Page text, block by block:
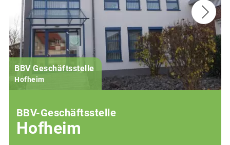
BBV Geschäftsstelle
Hofheim
BBV-Geschäftsstelle
Hofheim